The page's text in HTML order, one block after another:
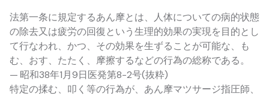
法第一条に規定するあん摩とは、人体についての病的状態
の除去又は疲労の回復という生理的効果の実現を目的とし
て行なわれ、かつ、その効果を生ずることが可能な、も
む、おす、たたく、摩擦するなどの行為の総称である。
— 昭和38年1月9日医発第8-2号(抜粋)
特定の揉む、叩く等の行為が、あん摩マツサージ指圧師、